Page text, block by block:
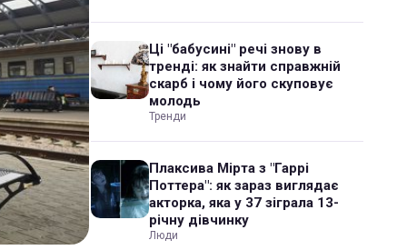
Ці "бабусині" речі знову в
тренді: як знайти справжній
скарб і чому його скуповує
молодь
Тренди
Плаксива Мірта з "Гаррі
Поттера": як зараз виглядає
акторка, яка у 37 зіграла 13-
річну дівчинку
Люди